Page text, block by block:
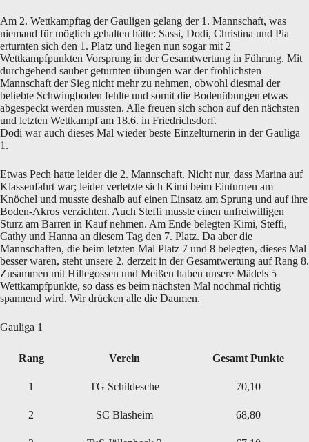
Am 2. Wettkampftag der Gauligen gelang der 1. Mannschaft, was
niemand für möglich gehalten hätte: Sassi, Dodi, Christina und Pia
erturnten sich den 1. Platz und liegen nun sogar mit 2
Wettkampfpunkten Vorsprung in der Gesamtwertung in Führung. Mit
durchgehend sauber geturnten übungen war der fröhlichsten
Mannschaft der Sieg nicht mehr zu nehmen, obwohl diesmal der
beliebte Schwingboden fehlte und somit die Bodenübungen etwas
abgespeckt werden mussten. Alle freuen sich schon auf den nächsten
und letzten Wettkampf am 18.6. in Friedrichsdorf.
Dodi war auch dieses Mal wieder beste Einzelturnerin in der Gauliga
1.
Etwas Pech hatte leider die 2. Mannschaft. Nicht nur, dass Marina auf
Klassenfahrt war; leider verletzte sich Kimi beim Einturnen am
Knöchel und musste deshalb auf einen Einsatz am Sprung und auf ihre
Boden-Akros verzichten. Auch Steffi musste einen unfreiwilligen
Sturz am Barren in Kauf nehmen. Am Ende belegten Kimi, Steffi,
Cathy und Hanna an diesem Tag den 7. Platz. Da aber die
Mannschaften, die beim letzten Mal Platz 7 und 8 belegten, dieses Mal
besser waren, steht unsere 2. derzeit in der Gesamtwertung auf Rang 8.
Zusammen mit Hillegossen und Meißen haben unsere Mädels 5
Wettkampfpunkte, so dass es beim nächsten Mal nochmal richtig
spannend wird. Wir drücken alle die Daumen.
Gauliga 1
Rang Verein Gesamt Punkte
1 TG Schildesche 70,10
2 SC Blasheim 68,80